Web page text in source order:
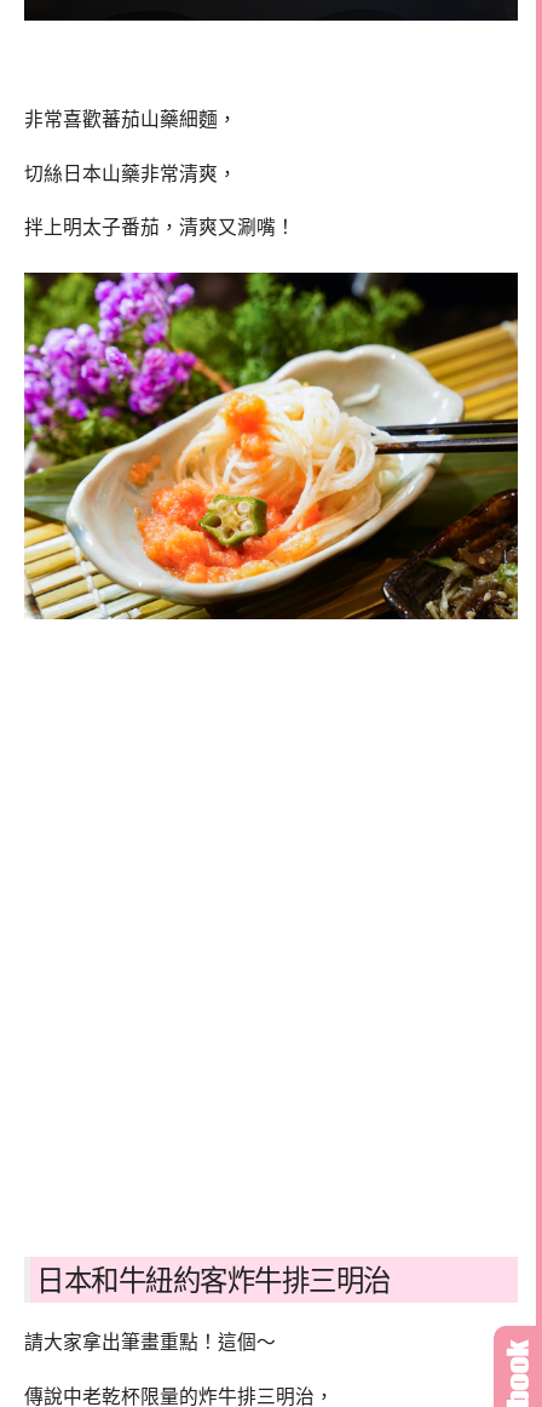
非常喜歡蕃茄山藥細麵，
切絲日本山藥非常清爽，
拌上明太子番茄，清爽又涮嘴！
日本和牛紐約客炸牛排三明治
請大家拿出筆畫重點！這個～
傳說中老乾杯限量的炸牛排三明治，